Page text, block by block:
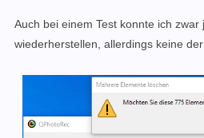
Auch bei einem Test konnte ich zwar
wiederherstellen, allerdings keine